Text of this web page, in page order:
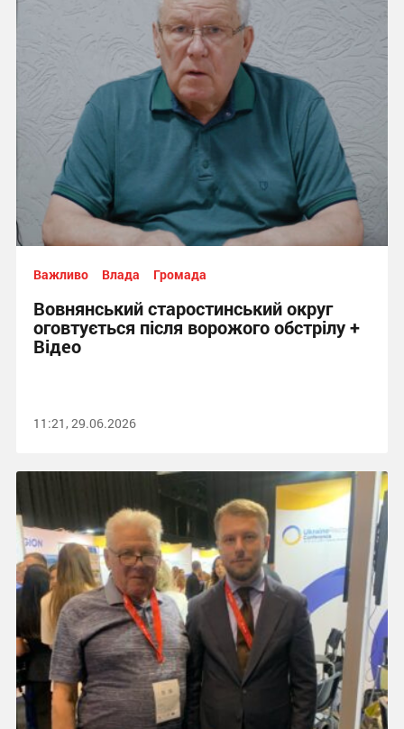
Важливо Влада Громада
Вовнянський старостинський округ
оговтується після ворожого обстрілу +
Відео
11:21, 29.06.2026